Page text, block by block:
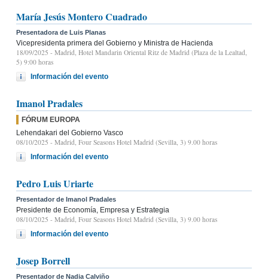
María Jesús Montero Cuadrado
Presentadora de Luis Planas
Vicepresidenta primera del Gobierno y Ministra de Hacienda
18/09/2025 - Madrid, Hotel Mandarin Oriental Ritz de Madrid (Plaza de la Lealtad,
5) 9:00 horas
Información del evento
Imanol Pradales
FÓRUM EUROPA
Lehendakari del Gobierno Vasco
08/10/2025 - Madrid, Four Seasons Hotel Madrid (Sevilla, 3) 9.00 horas
Información del evento
Pedro Luis Uriarte
Presentador de Imanol Pradales
Presidente de Economía, Empresa y Estrategia
08/10/2025 - Madrid, Four Seasons Hotel Madrid (Sevilla, 3) 9.00 horas
Información del evento
Josep Borrell
Presentador de Nadia Calviño